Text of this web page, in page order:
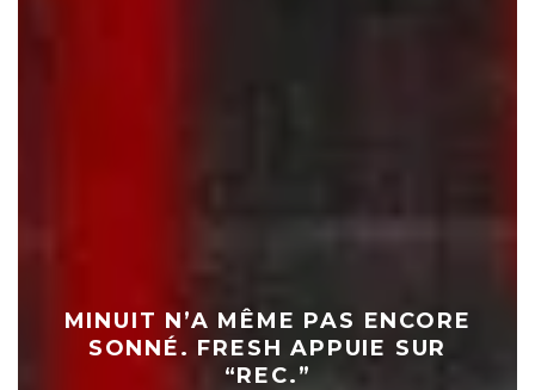
MINUIT N’A MÊME PAS ENCORE
SONNÉ. FRESH APPUIE SUR
“REC.”